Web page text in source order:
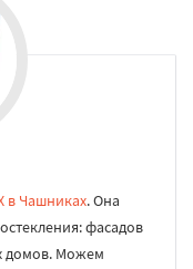
в Чашниках. Она
фасадов
домов. Можем